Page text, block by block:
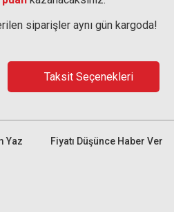
siparişler aynı gün kargoda!
Taksit Seçenekleri
Yaz Fiyatı Düşünce Haber Ver